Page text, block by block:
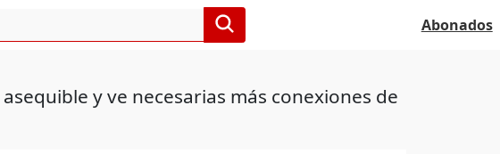
Abonados
y ve necesarias más conexiones de